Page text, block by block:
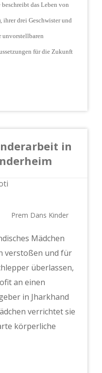
das Leben von
ihrer drei Geschwister und
unvorstellbaren
für die Zukunft
in
Prem Dans Kinder
Mädchen
verstoßen und für
überlassen,
an einen
in Jharkhand
verrichtet sie
körperliche